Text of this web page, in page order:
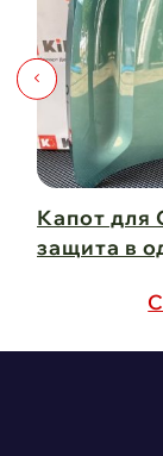
Капот для
защита в